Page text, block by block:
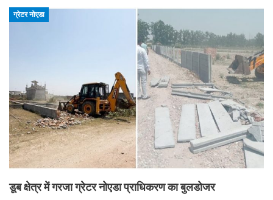
ग्रेटर नोएडा
डूब क्षेत्र में गरजा ग्रेटर नोएडा प्राधिकरण का बुलडोजर